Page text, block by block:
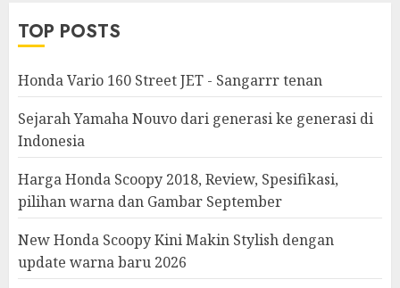
TOP POSTS
Honda Vario 160 Street JET - Sangarrr tenan
Sejarah Yamaha Nouvo dari generasi ke generasi di
Indonesia
Harga Honda Scoopy 2018, Review, Spesifikasi,
pilihan warna dan Gambar September
New Honda Scoopy Kini Makin Stylish dengan
update warna baru 2026